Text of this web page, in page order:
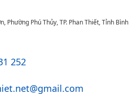
Phường Phú Thủy, TP. Phan Thiết, Tỉnh Bình
252